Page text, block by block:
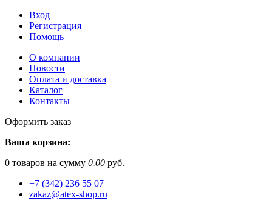
Вход
Регистрация
Помощь
О компании
Новости
Оплата и доставка
Каталог
Контакты
Оформить заказ
Ваша корзина:
0 товаров на сумму 0.00 руб.
+7 (342) 236 55 07
zakaz@atex-shop.ru